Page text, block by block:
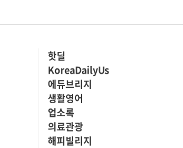
핫딜
KoreaDailyUs
에듀브리지
생활영어
업소록
의료관광
해피빌리지